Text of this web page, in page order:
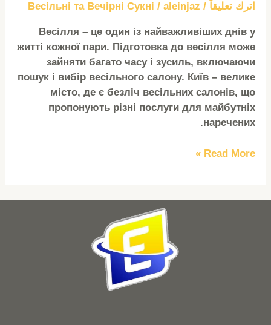
اترك تعليقاً /
Весільні та Вечірні Сукні / aleinjaz
Весілля – це один із найважливіших днів у
житті кожної пари. Підготовка до весілля може
зайняти багато часу і зусиль, включаючи
пошук і вибір весільного салону. Київ – велике
місто, де є безліч весільних салонів, що
пропонують різні послуги для майбутніх
наречених.
Вечірні
Read More »